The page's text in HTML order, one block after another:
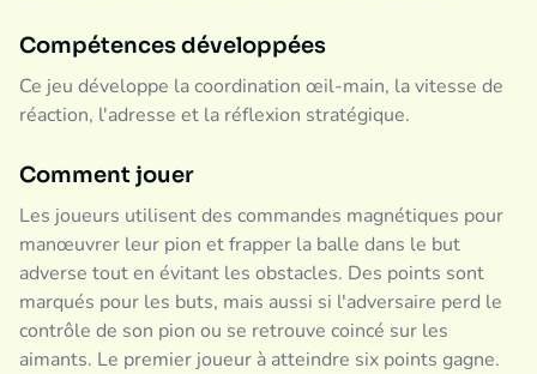
Compétences développées
Ce jeu développe la coordination œil-main, la vitesse de
réaction, l'adresse et la réflexion stratégique.
Comment jouer
Les joueurs utilisent des commandes magnétiques pour
manœuvrer leur pion et frapper la balle dans le but
adverse tout en évitant les obstacles. Des points sont
marqués pour les buts, mais aussi si l'adversaire perd le
contrôle de son pion ou se retrouve coincé sur les
aimants. Le premier joueur à atteindre six points gagne.